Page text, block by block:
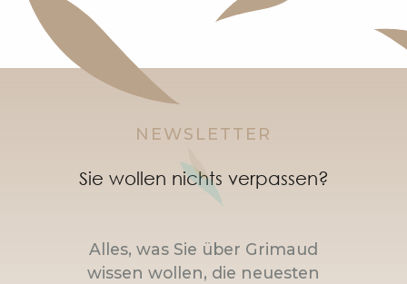
NEWSLETTER
Sie wollen nichts verpassen?
Alles, was Sie über Grimaud
wissen wollen, die neuesten